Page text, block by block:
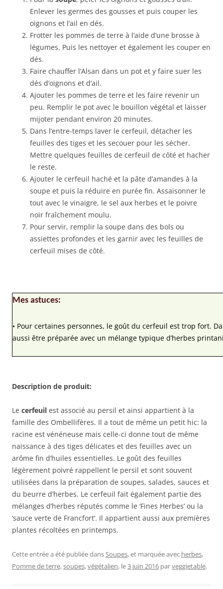
Enlever les germes des gousses et puis couper les
oignons et l’ail en dés.
Frotter les pommes de terre à l’aide d’une brosse à
légumes. Puis les nettoyer et également les couper en
dés.
Faire chauffer l’Alsan dans un pot et y faire suer les
dés d’oignons et d’ail.
Ajouter les pommes de terre et les faire revenir un
peu. Remplir le pot avec le bouillon végétal et laisser
mijoter pendant environ 20 minutes.
Dans l’entre-temps laver le cerfeuil, détacher les
feuilles des tiges et les secouer pour les sécher.
Mettre quelques feuilles de cerfeuil de côté et hacher
le reste.
Ajouter le cerfeuil haché et la pâte d’amandes à la
soupe et puis la réduire en purée fin. Assaisonner le
tout avec le vinaigre, le sel aux herbes et le poivre
noir fraîchement moulu.
Pour servir, remplir la soupe dans des bols ou
assiettes profondes et les garnir avec les feuilles de
cerfeuil mises de côté.
Mes astuces:
• Pour certaines personnes, le goût du cerfeuil est trop fort.
aussi être préparée avec un mélange typique d’herbes
Description de produit:
Le cerfeuil est associé au persil et ainsi appartient à la
famille des Ombellifères. Il a tout de même un petit hic: la
racine est vénéneuse mais celle-ci donne tout de même
naissance à des tiges délicates et des feuilles avec un
arôme fin d’huiles essentielles. Le goût des feuilles
légèrement poivré rappellent le persil et sont souvent
utilisées dans la préparation de soupes, salades, sauces et
du beurre d’herbes. Le cerfeuil fait également partie des
mélanges d’herbes réputés comme le ‘Fines Herbes’ ou la
‘sauce verte de Francfort’. Il appartient aussi aux premières
plantes récoltées en printemps.
Cette entrée a été publiée dansSoupes, et marquée avec herbes,
Pomme de terre,soupes,végétalien, le3 juin 2016 parveggietable.